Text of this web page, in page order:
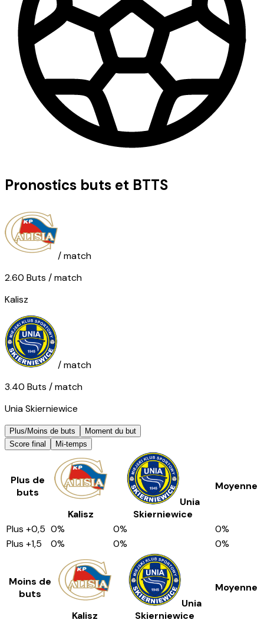
Pronostics buts et BTTS
/ match
2.60 Buts / match
Kalisz
/ match
3.40 Buts / match
Unia Skierniewice
Plus/Moins de buts
Moment du but
Score final
Mi-temps
Plus de
buts
Kalisz
Unia
Skierniewice
Moyenne
Plus +0,5 0% 0% 0%
Plus +1,5 0% 0% 0%
Moins de
buts
Kalisz
Unia
Skierniewice
Moyenne